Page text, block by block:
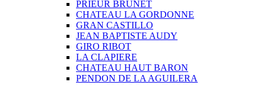
PRIEUR BRUNET
CHATEAU LA GORDONNE
GRAN CASTILLO
JEAN BAPTISTE AUDY
GIRO RIBOT
LA CLAPIERE
CHATEAU HAUT BARON
PENDON DE LA AGUILERA